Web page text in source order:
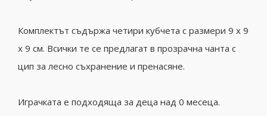
Комплектът съдържа четири кубчета с размери 9 x 9
x 9 см. Всички те се предлагат в прозрачна чанта с
цип за лесно съхранение и пренасяне.
Играчката е подходяща за деца над 0 месеца.